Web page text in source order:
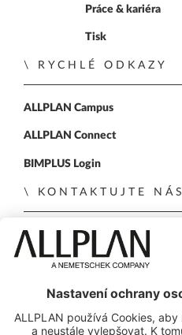
Práce & kariéra
Tisk
RYCHLÉ ODKAZY
ALLPLAN Campus
ALLPLAN Connect
BIMPLUS Login
KONTAKTUJTE NÁS
Kontaktní formulář
Obchodní kontakty
SLEDUJTE NÁS NA